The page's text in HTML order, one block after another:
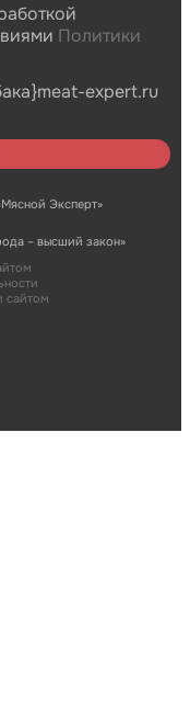
Политики
expert.ru
Эксперт»
– высший закон»
сайтом